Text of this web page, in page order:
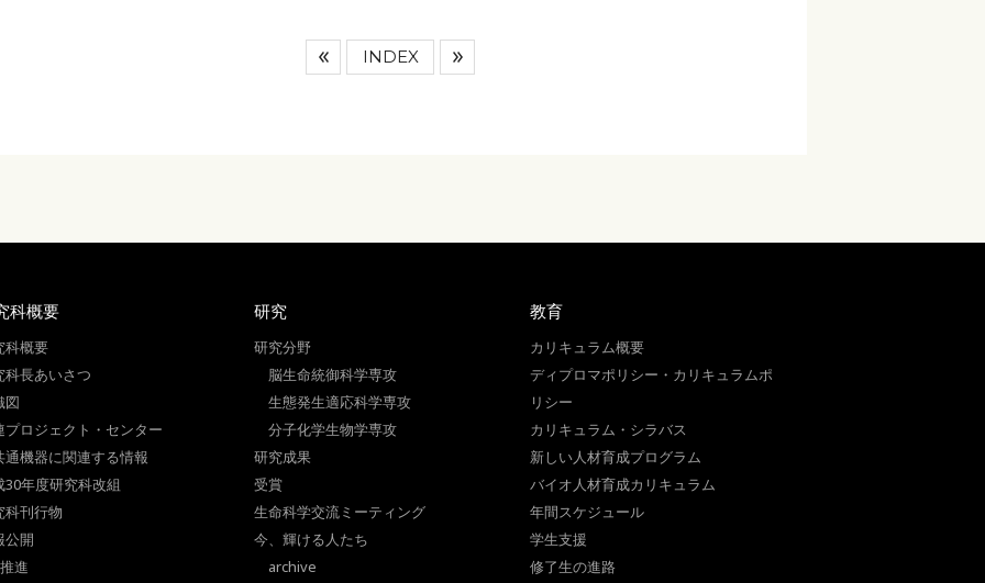
INDEX
科概要
科概要
科長あいさつ
図
プロジェクト・センター
通機器に関連する情報
30年度研究科改組
科刊行物
公開
進
研究
研究分野
脳生命統御科学専攻
生態発生適応科学専攻
分子化学生物学専攻
研究成果
受賞
生命科学交流ミーティング
今、輝ける人たち
archive
教育
カリキュラム概要
ディプロマポリシー・カリキュラムポ
リシー
カリキュラム・シラバス
新しい人材育成プログラム
バイオ人材育成カリキュラム
年間スケジュール
学生支援
修了生の進路